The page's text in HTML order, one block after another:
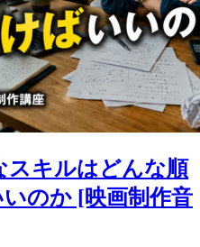
スキルはどんな順
のか [映画制作音